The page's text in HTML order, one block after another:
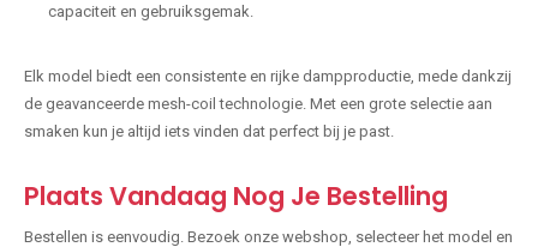
capaciteit en gebruiksgemak.
Elk model biedt een consistente en rijke dampproductie, mede dankzij
de geavanceerde mesh-coil technologie. Met een grote selectie aan
smaken kun je altijd iets vinden dat perfect bij je past.
Plaats Vandaag Nog Je Bestelling
Bestellen is eenvoudig. Bezoek onze webshop, selecteer het model en